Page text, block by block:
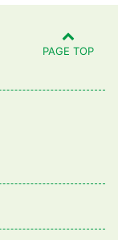
PAGE TOP